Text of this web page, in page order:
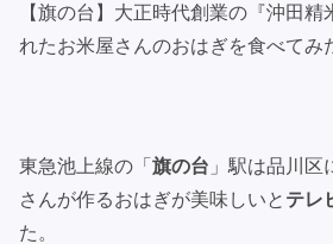
【旗の台】大正時代創業の『沖田精
れたお米屋さんのおはぎを食べてみ
東急池上線の「 旗の台 」駅は品川
さんが作るおはぎが美味しいと テレ
た。